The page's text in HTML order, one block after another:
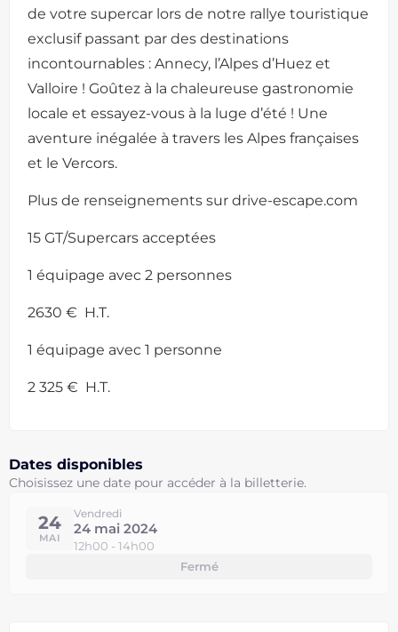
de votre supercar lors de notre rallye touristique
exclusif passant par des destinations
incontournables : Annecy, l’Alpes d’Huez et
Valloire ! Goûtez à la chaleureuse gastronomie
locale et essayez-vous à la luge d’été ! Une
aventure inégalée à travers les Alpes françaises
et le Vercors.
Plus de renseignements sur drive-escape.com
15 GT/Supercars acceptées
1 équipage avec 2 personnes
2630 € H.T.
1 équipage avec 1 personne
2 325 € H.T.
Dates disponibles
Choisissez une date pour accéder à la billetterie.
24
MAI
Vendredi
24 mai 2024
12h00 - 14h00
Fermé